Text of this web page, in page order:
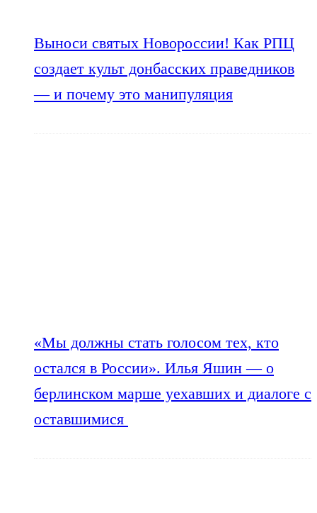
Выноси святых Новороссии! Как РПЦ
создает культ донбасских праведников
— и почему это манипуляция
«Мы должны стать голосом тех, кто
остался в России». Илья Яшин — о
берлинском марше уехавших и диалоге с
оставшимися